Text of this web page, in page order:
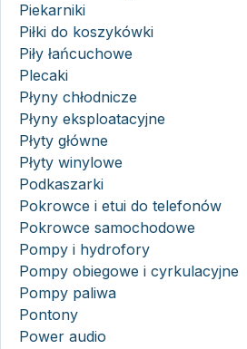
Piekarniki
Piłki do koszykówki
Piły łańcuchowe
Plecaki
Płyny chłodnicze
Płyny eksploatacyjne
Płyty główne
Płyty winylowe
Podkaszarki
Pokrowce i etui do telefonów
Pokrowce samochodowe
Pompy i hydrofory
Pompy obiegowe i cyrkulacyjne
Pompy paliwa
Pontony
Power audio